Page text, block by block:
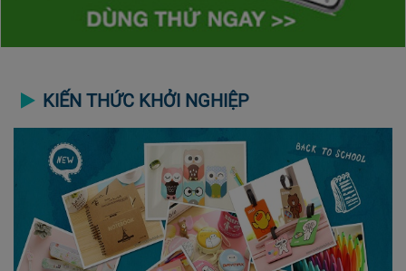
KIẾN THỨC KHỞI NGHIỆP